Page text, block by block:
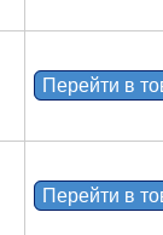
Перейти в
Перейти в